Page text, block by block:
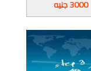
3000 جنيه